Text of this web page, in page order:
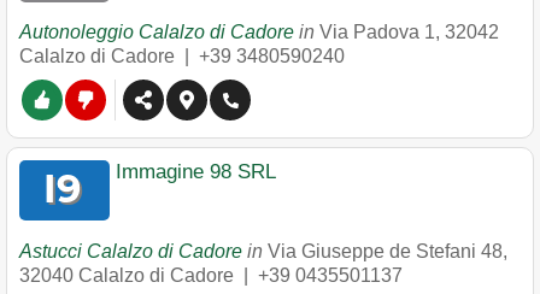
Autonoleggio Calalzo di Cadore in Via Padova 1, 32042
Calalzo di Cadore
+39 3480590240
Immagine 98 SRL
Astucci Calalzo di Cadore in Via Giuseppe de Stefani 48,
32040 Calalzo di Cadore +39 0435501137